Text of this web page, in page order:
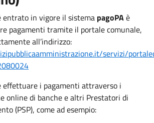
entrato in vigore il sistema pagoPAè
pagamenti tramite il portale comunale,
all’indirizzo:
servizi/
effettuare i pagamenti attraverso i
online di banche e altri Prestatori di
(PSP), come ad esempio: